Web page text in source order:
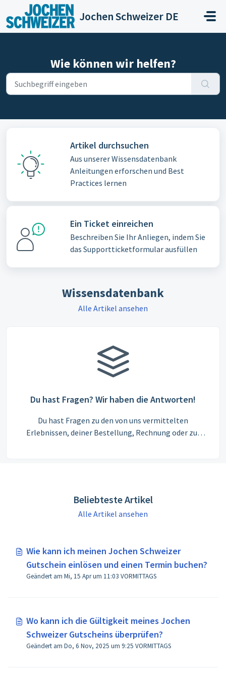
Zum hauptsächlichen Inhalt gehen
Jochen Schweizer DE
Wie können wir helfen?
Artikel durchsuchen
Aus unserer Wissensdatenbank
Anleitungen erforschen und Best
Practices lernen
Ein Ticket einreichen
Beschreiben Sie Ihr Anliegen, indem Sie
das Supportticketformular ausfüllen
Wissensdatenbank
Alle Artikel ansehen
Du hast Fragen? Wir haben die Antworten!
Du hast Fragen zu den von uns vermittelten
Erlebnissen, deiner Bestellung, Rechnung oder zur
Beliebteste Artikel
Alle Artikel ansehen
Wie kann ich meinen Jochen Schweizer
Gutschein einlösen und einen Termin buchen?
Geändert am Mi, 15 Apr um 11:03 VORMITTAGS
Wo kann ich die Gültigkeit meines Jochen
Schweizer Gutscheins überprüfen?
Geändert am Do, 6 Nov, 2025 um 9:25 VORMITTAGS